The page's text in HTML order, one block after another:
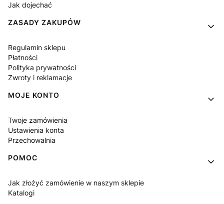
Jak dojechać
ZASADY ZAKUPÓW
Regulamin sklepu
Płatności
Polityka prywatności
Zwroty i reklamacje
MOJE KONTO
Twoje zamówienia
Ustawienia konta
Przechowalnia
POMOC
Jak złożyć zamówienie w naszym sklepie
Katalogi